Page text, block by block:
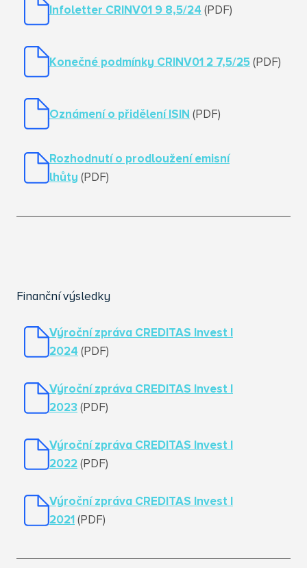
Infoletter CRINV01 9 8,5/24 (PDF)
Konečné podmínky CRINV01 2 7,5/25 (PDF)
Oznámení o přidělení ISIN (PDF)
Rozhodnutí o prodloužení emisní
lhůty (PDF)
Finanční výsledky
Výroční zpráva CREDITAS Invest I
2024 (PDF)
Výroční zpráva CREDITAS Invest I
2023 (PDF)
Výroční zpráva CREDITAS Invest I
2022 (PDF)
Výroční zpráva CREDITAS Invest I
2021 (PDF)